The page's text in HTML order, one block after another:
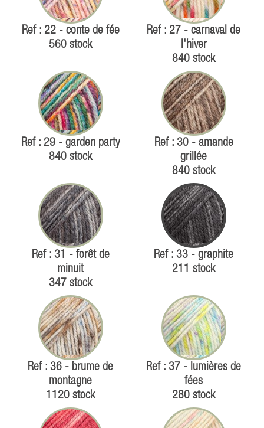
Ref : 22 - conte de fée
560 stock
Ref : 27 - carnaval de
l'hiver
840 stock
Ref : 29 - garden party
840 stock
Ref : 30 - amande
grillée
840 stock
Ref : 31 - forêt de
minuit
347 stock
Ref : 33 - graphite
211 stock
Ref : 36 - brume de
montagne
1120 stock
Ref : 37 - lumières de
fées
280 stock